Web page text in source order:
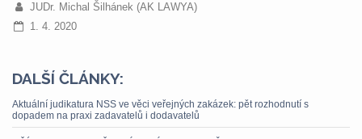
JUDr. Michal Šilhánek (AK LAWYA)
1. 4. 2020
DALŠÍ ČLÁNKY:
Aktuální judikatura NSS ve věci veřejných zakázek: pět rozhodnutí s
dopadem na praxi zadavatelů i dodavatelů